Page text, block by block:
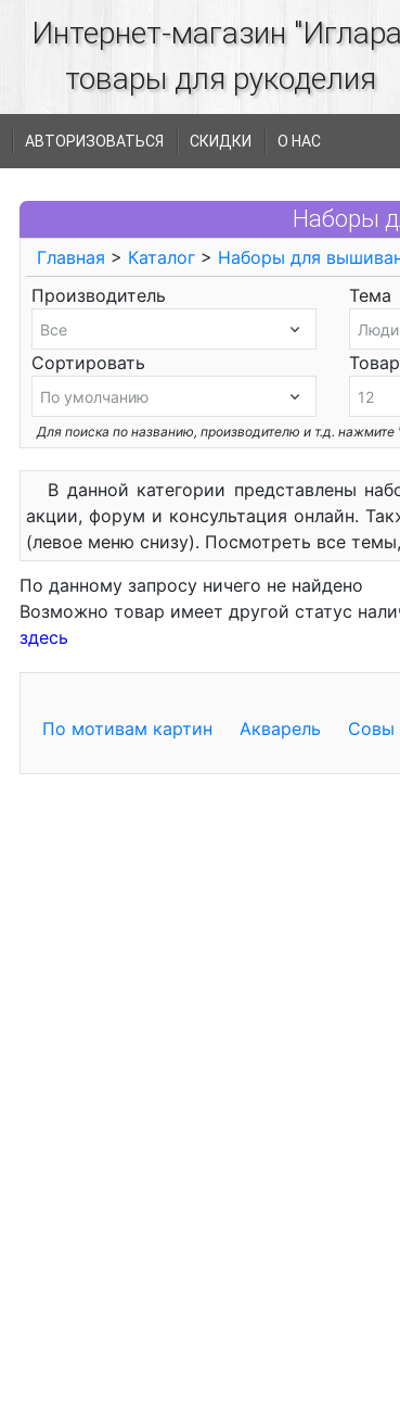
Интернет-магазин
товары для рукоделия
АВТОРИЗОВАТЬСЯ СКИДКИ О НАС
Наборы
Главная > Каталог > Наборы для
Производитель
Тема
Сортировать
Для поиска по названию, производителю и т.д. нажмите '
В данной категории представлены
акции, форум и консультация онлайн.
(левое меню снизу). Посмотреть все
По данному запросу ничего не найдено
Возможно товар имеет другой статус
здесь
По мотивам картин
Акварель Совы